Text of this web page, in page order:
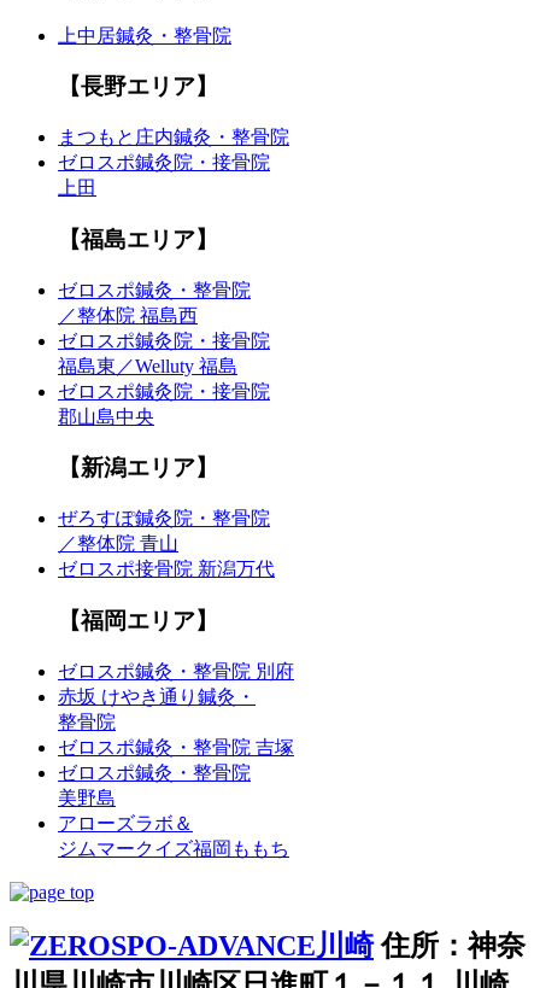
上中居鍼灸・整骨院
【長野エリア】
まつもと庄内鍼灸・整骨院
ゼロスポ鍼灸院・接骨院
上田
【福島エリア】
ゼロスポ鍼灸・整骨院
／整体院 福島西
ゼロスポ鍼灸院・接骨院
福島東／Welluty 福島
ゼロスポ鍼灸院・接骨院
郡山島中央
【新潟エリア】
ぜろすぽ鍼灸院・整骨院
／整体院 青山
ゼロスポ接骨院 新潟万代
【福岡エリア】
ゼロスポ鍼灸・整骨院 別府
赤坂 けやき通り鍼灸・
整骨院
ゼロスポ鍼灸・整骨院 吉塚
ゼロスポ鍼灸・整骨院
美野島
アローズラボ＆
ジムマークイズ福岡ももち
住所：神奈